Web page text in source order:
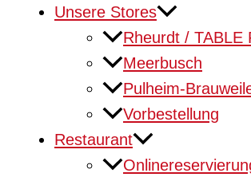
Unsere Stores
Rheurdt / TABLE
Meerbusch
Pulheim-
Vorbestellung
Restaurant